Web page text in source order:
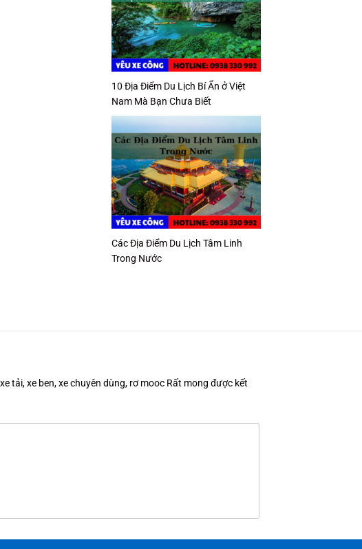
10 Địa Điểm Du Lịch Bí Ẩn ở Việt
Nam Mà Bạn Chưa Biết
Các Địa Điểm Du Lịch Tâm Linh
Trong Nước
tải, xe ben, xe chuyên dùng, rơ mooc Rất mong được kết